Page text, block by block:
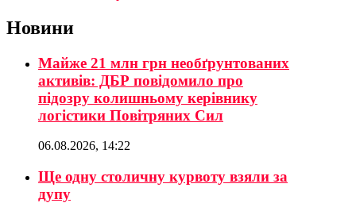
Новини
Майже 21 млн грн необґрунтованих
активів: ДБР повідомило про
підозру колишньому керівнику
логістики Повітряних Сил
06.08.2026, 14:22
Ще одну столичну курвоту взяли за
дупу